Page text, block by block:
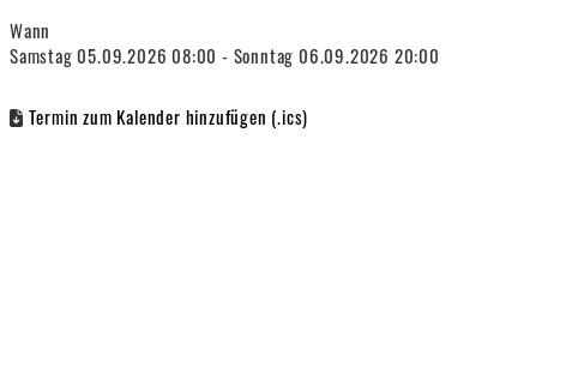
Wann
Samstag 05.09.2026 08:00 - Sonntag 06.09.2026 20:00
Termin zum Kalender hinzufügen (.ics)